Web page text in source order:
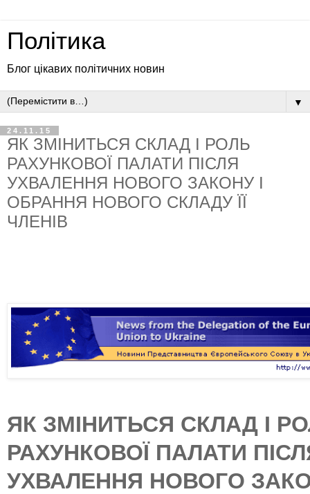
Політика
Блог цікавих політичних новин
▼
24.11.15
ЯК ЗМІНИТЬСЯ СКЛАД І РОЛЬ
РАХУНКОВОЇ ПАЛАТИ ПІСЛЯ
УХВАЛЕННЯ НОВОГО ЗАКОНУ І
ОБРАННЯ НОВОГО СКЛАДУ ЇЇ
ЧЛЕНІВ
ЯК ЗМІНИТЬСЯ СКЛАД І
РАХУНКОВОЇ ПАЛАТИ
УХВАЛЕННЯ НОВОГО